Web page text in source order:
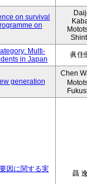
on survival
on
Multi-
in Japan
眞住
generation
Chen
因に関する実
聶